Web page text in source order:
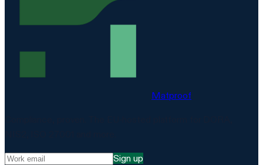
Matproof
Sign up